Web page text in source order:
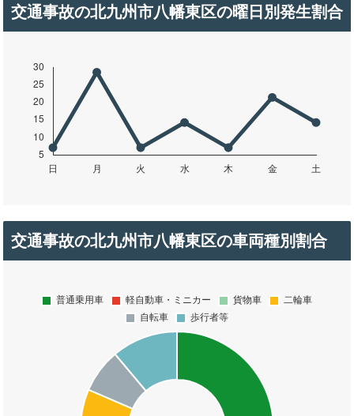
交通事故の北九州市八幡東区の曜日別発生割合
交通事故の北九州市八幡東区の車両種別割合